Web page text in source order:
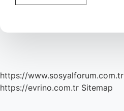
Filmi
https://www.sosyalforum.com.tr
https://evrino.com.tr Sitemap